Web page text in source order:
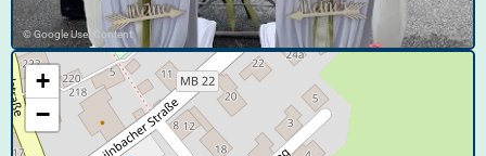
© Google User Content
+
−